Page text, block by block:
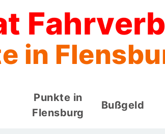
in
Punkte in
Flensburg
Bußgeld